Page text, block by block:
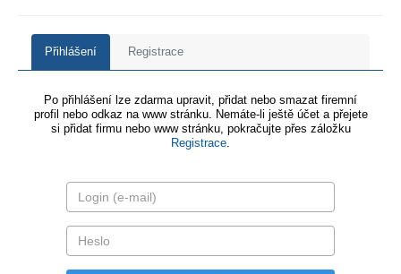
Přihlášení Registrace
Po přihlášení lze zdarma upravit, přidat nebo smazat firemní
profil nebo odkaz na www stránku. Nemáte-li ještě účet a přejete
si přidat firmu nebo www stránku, pokračujte přes záložku
Registrace.